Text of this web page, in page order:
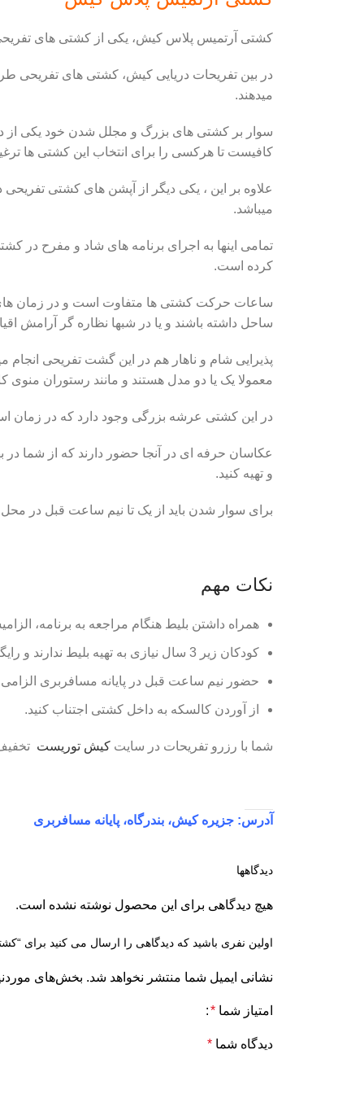
کشتی آرتمیس پلاس کیش، یکی از کشتی های
در بین تفریحات دریایی کیش، کشتی های تفریحی
میدهند.
سوار بر کشتی های بزرگ و مجلل شدن خود یکی از
کافیست تا هرکسی را برای انتخاب این کشتی ها
علاوه بر این ، یکی دیگر از آپشن های کشتی
میباشد.
تمامی اینها به اجرای برنامه های شاد و مفرح
کرده است.
ساعات حرکت کشتی ها متفاوت است و در زمان های
ساحل داشته باشند و یا در شبها نظاره گر آرامش
پذیرایی شام و ناهار هم در این گشت تفریحی
معمولا یک یا دو مدل هستند و مانند رستوران منوی
در این کشتی عرشه بزرگی وجود دارد که در زمان
عکاسان حرفه ای در آنجا حضور دارند که از شما در
و تهیه کنید.
برای سوار شدن باید از یک تا نیم ساعت قبل در محل
نکات مهم
همراه داشتن بلیط هنگام مراجعه به برنامه،
کودکان زیر 3 سال نیازی به تهیه بلیط ندارند و رایگان میباشد.
حضور نیم ساعت قبل در پایانه مسافربری الزامی
از آوردن کالسکه به داخل کشتی اجتناب کنید.
شما با رزرو تفریحات در سایت کیش توریست
آدرس: جزیره کیش، بندرگاه، پایانه مسافربری
دیدگاهها
هیچ دیدگاهی برای این محصول نوشته نشده است.
اولین نفری باشید که دیدگاهی را ارسال می کنید
نشانی ایمیل شما منتشر نخواهد شد. بخش‌های
امتیاز شما *
دیدگاه شما *